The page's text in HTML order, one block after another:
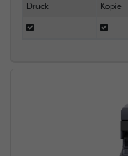
Druck Kopie